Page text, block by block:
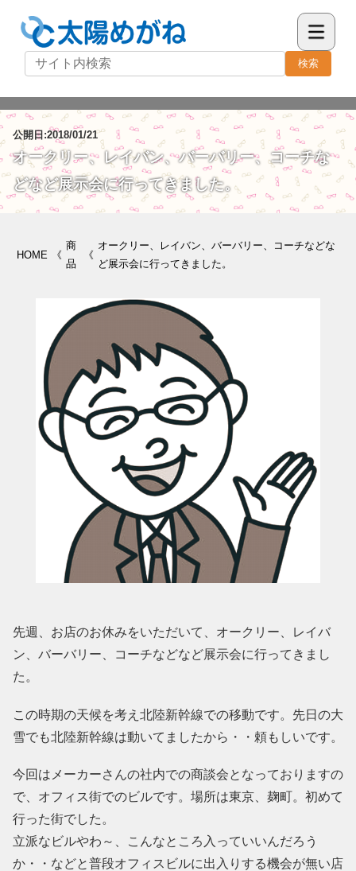
検索
公開日:2018/01/21
オークリー、レイバン、バーバリー、コーチな
どなど展示会に行ってきました。
HOME 《
商
品
《
オークリー、レイバン、バーバリー、コーチなどな
ど展示会に行ってきました。
先週、お店のお休みをいただいて、オークリー、レイバ
ン、バーバリー、コーチなどなど展示会に行ってきまし
た。
この時期の天候を考え北陸新幹線での移動です。先日の大
雪でも北陸新幹線は動いてましたから・・頼もしいです。
今回はメーカーさんの社内での商談会となっておりますの
で、オフィス街でのビルです。場所は東京、麹町。初めて
行った街でした。
立派なビルやわ～、こんなところ入っていいんだろう
か・・などと普段オフィスビルに出入りする機会が無い店